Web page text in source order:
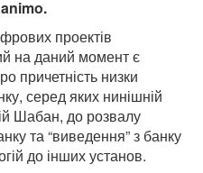
проектів
на даний момент є
причетність низки
серед яких нинішній
Шабан, до розвалу
та “виведення” з банку
до інших установ.